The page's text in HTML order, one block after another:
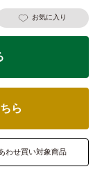
お気に入り
ら
わせ買い対象商品